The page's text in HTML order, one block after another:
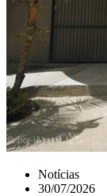
Notícias
30/07/2026